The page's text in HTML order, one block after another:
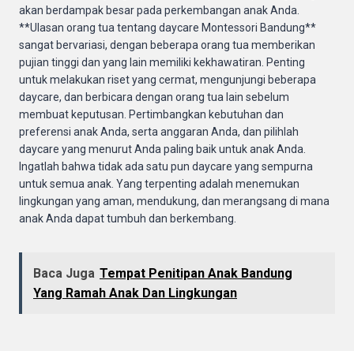
akan berdampak besar pada perkembangan anak Anda.
**Ulasan orang tua tentang daycare Montessori Bandung**
sangat bervariasi, dengan beberapa orang tua memberikan
pujian tinggi dan yang lain memiliki kekhawatiran. Penting
untuk melakukan riset yang cermat, mengunjungi beberapa
daycare, dan berbicara dengan orang tua lain sebelum
membuat keputusan. Pertimbangkan kebutuhan dan
preferensi anak Anda, serta anggaran Anda, dan pilihlah
daycare yang menurut Anda paling baik untuk anak Anda.
Ingatlah bahwa tidak ada satu pun daycare yang sempurna
untuk semua anak. Yang terpenting adalah menemukan
lingkungan yang aman, mendukung, dan merangsang di mana
anak Anda dapat tumbuh dan berkembang.
Baca Juga Tempat Penitipan Anak Bandung
Yang Ramah Anak Dan Lingkungan